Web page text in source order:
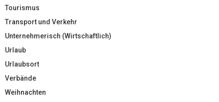
Tourismus
Transport und Verkehr
Unternehmerisch (Wirtschaftlich)
Urlaub
Urlaubsort
Verbände
Weihnachten